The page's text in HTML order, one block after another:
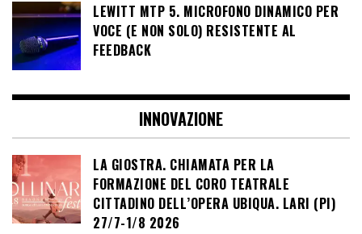
LEWITT MTP 5. MICROFONO DINAMICO PER
VOCE (E NON SOLO) RESISTENTE AL
FEEDBACK
INNOVAZIONE
LA GIOSTRA. CHIAMATA PER LA
FORMAZIONE DEL CORO TEATRALE
CITTADINO DELL’OPERA UBIQUA. LARI (PI)
27/7-1/8 2026